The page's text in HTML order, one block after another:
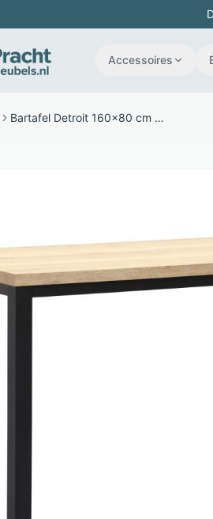
Accessoires
Bartafel Detroit 160x80 cm - Melamine - Zwart metalen frame - Bruin - Budget Home Store